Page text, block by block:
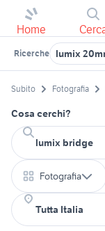
Home
Ricerche lumix
Subito Fotografia
Cosa cerchi?
Fotografia